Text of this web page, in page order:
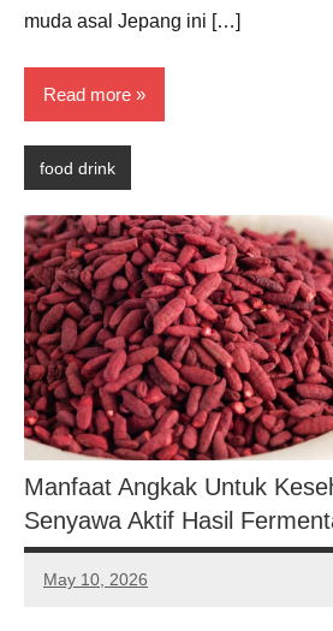
muda asal Jepang ini […]
Read more
food drink
Manfaat Angkak Untuk
Senyawa Aktif Hasil
May 10, 2026
Noah